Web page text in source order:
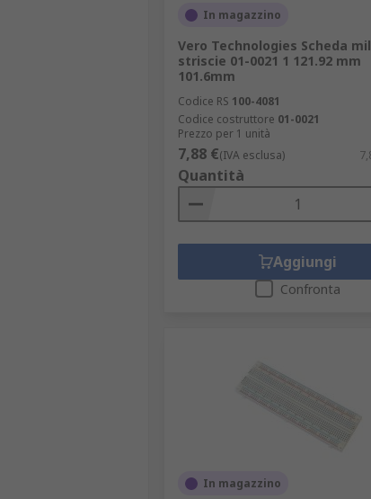
In magazzino
Vero Technologies Scheda
striscie 01-0021 1 121.92 mm
101.6mm
Codice RS 100-4081
Codice costruttore 01-0021
Prezzo per 1 unità
7,88 €(IVA esclusa)
Quantità
Aggiungi
Confronta
In magazzino